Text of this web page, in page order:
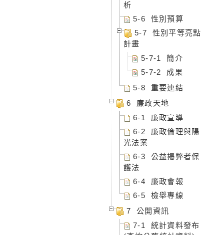
析
5-6 性別預算
5-7 性別平等亮點
計畫
5-7-1 簡介
5-7-2 成果
5-8 重要連結
6 廉政天地
6-1 廉政宣導
6-2 廉政倫理與陽
光法案
6-3 公益揭弊者保
護法
6-4 廉政會報
6-5 檢舉專線
7 公開資訊
7-1 統計資料發布